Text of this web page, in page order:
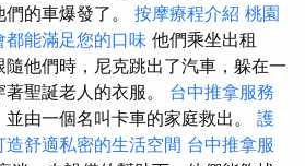
的車爆發了。 按摩療程介紹 桃園
能滿足您的口味 他們乘坐出租
他們時，尼克跳出了汽車，躲在一
聖誕老人的衣服。 台中推拿服務
由一個名叫卡車的家庭救出。 護
舒適私密的生活空間 台中推拿服